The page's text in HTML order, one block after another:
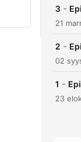
3 -
21
2 -
02
1 -
23